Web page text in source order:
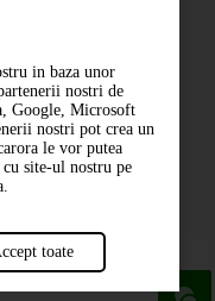
in baza unor
nostri de
Google, Microsoft
nostri pot crea un
le vor putea
site-ul nostru pe
toate